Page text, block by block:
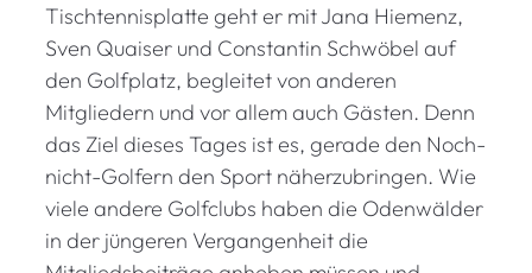
Tischtennisplatte geht er mit Jana Hiemenz,
Sven Quaiser und Constantin Schwöbel auf
den Golfplatz, begleitet von anderen
Mitgliedern und vor allem auch Gästen. Denn
das Ziel dieses Tages ist es, gerade den Noch-
nicht-Golfern den Sport näherzubringen. Wie
viele andere Golfclubs haben die Odenwälder
in der jüngeren Vergangenheit die